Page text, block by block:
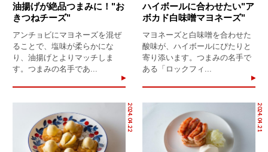
油揚げが絶品つまみに！"お
きつねチーズ"
アンチョビにマヨネーズを混ぜ
ることで、塩味が柔らかにな
り、油揚げとよりマッチしま
す。つまみの名手であ...
ハイボールに合わせたい"ア
ボカド白味噌マヨネーズ"
マヨネーズと白味噌を合わせた
酸味が、ハイボールにぴたりと
寄り添います。つまみの名手で
ある「ロックフィ...
2024.04.22 2024.04.21